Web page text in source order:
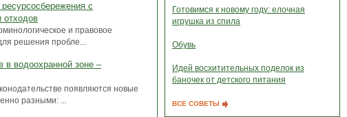
с
отходов
и правовое
решения пробле...
в водоохранной зоне –
появляются новые
разными: ...
Готовимся к новому году: елочная
игрушка из спила
Обувь
Идей восхитительных поделок из
баночек от детского питания
ВСЕ СОВЕТЫ